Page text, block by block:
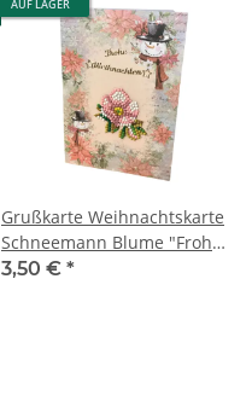
AUF LAGER
Grußkarte Weihnachtskarte
Schneemann Blume "Frohe
Weihnachten"
3,50 € *